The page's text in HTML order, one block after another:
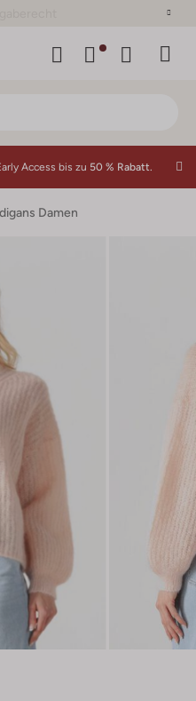
Access bis zu 50 % Rabatt.
Damen